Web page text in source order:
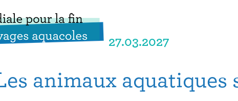
27.03.2027
animaux aquatiques